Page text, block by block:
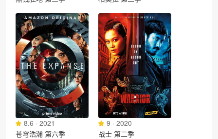
8.6 · 2021
苍穹浩瀚 第六季
9 · 2020
战士 第二季